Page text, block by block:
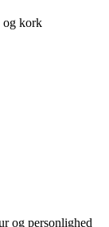
og kork
og personlighed